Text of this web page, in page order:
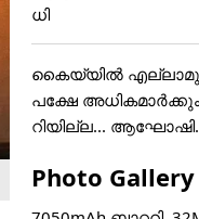
ധി
കൈയ്യിൽ
പക്ഷേ
റിയില്ല...
Photo Gallery